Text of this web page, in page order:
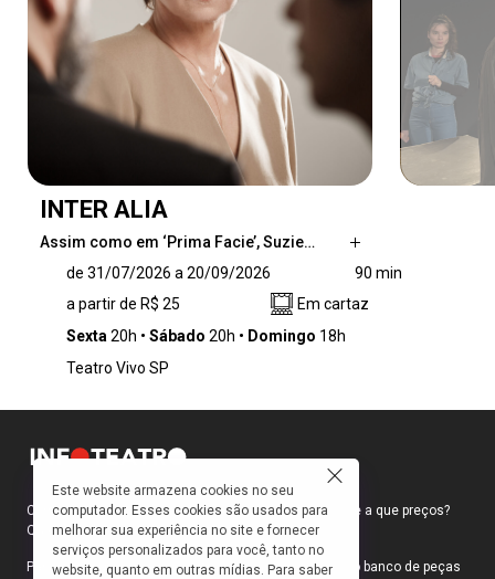
INTER ALIA
Assim como em ‘Prima Facie’, Suzie…
mergulha no universo jurídico para debater
temas como responsabilidade, moral, poder e
os conflitos éticos entre vida pública e privada.
uma juíza ética e profundamente
de 31/07/2026 a 20/09/2026
90 min
a partir de R$ 25
Em cartaz
Sexta 20h Sábado 20h Domingo 18h
Teatro Vivo SP
Como faço para ir ao teatro? Onde compro ingressos e a que preços?
Quais peças estão em cartaz?
Para responder a essas e outras perguntas, criamos o banco de peças
Este website armazena cookies no seu
computador. Esses cookies são usados para
melhorar sua experiência no site e fornecer
serviços personalizados para você, tanto no
website, quanto em outras mídias. Para saber